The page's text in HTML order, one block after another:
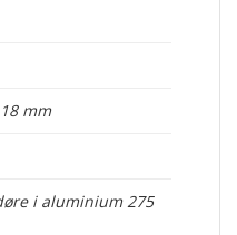
mm
i aluminium 275